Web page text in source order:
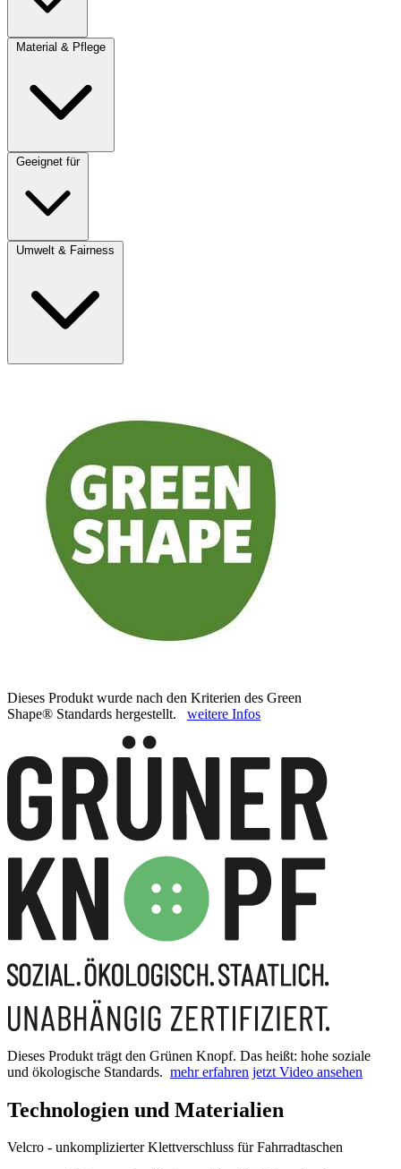
Material & Pflege
Geeignet für
Umwelt & Fairness
Dieses Produkt wurde nach den Kriterien des Green
Shape® Standards hergestellt. weitere Infos
Dieses Produkt trägt den Grünen Knopf. Das heißt: hohe soziale
und ökologische Standards. mehr erfahren jetzt Video ansehen
Technologien und Materialien
Velcro - unkomplizierter Klettverschluss für Fahrradtaschen